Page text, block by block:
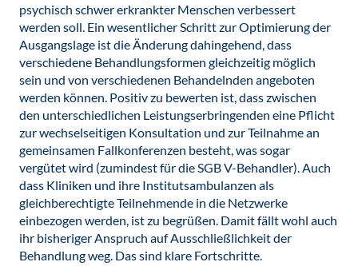
psychisch schwer erkrankter Menschen verbessert
werden soll. Ein wesentlicher Schritt zur Optimierung der
Ausgangslage ist die Änderung dahingehend, dass
verschiedene Behandlungsformen gleichzeitig möglich
sein und von verschiedenen Behandelnden angeboten
werden können. Positiv zu bewerten ist, dass zwischen
den unterschiedlichen Leistungserbringenden eine Pflicht
zur wechselseitigen Konsultation und zur Teilnahme an
gemeinsamen Fallkonferenzen besteht, was sogar
vergütet wird (zumindest für die SGB V-Behandler). Auch
dass Kliniken und ihre Institutsambulanzen als
gleichberechtigte Teilnehmende in die Netzwerke
einbezogen werden, ist zu begrüßen. Damit fällt wohl auch
ihr bisheriger Anspruch auf Ausschließlichkeit der
Behandlung weg. Das sind klare Fortschritte.